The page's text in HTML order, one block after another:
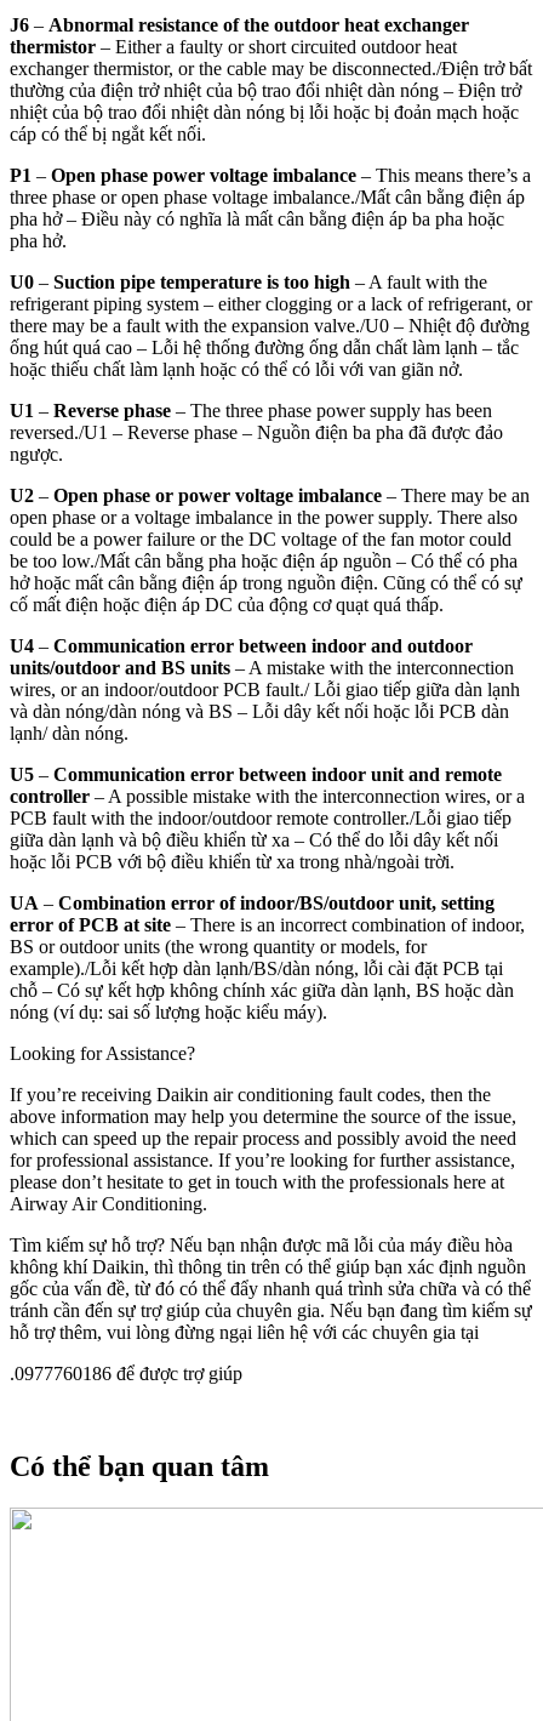
J6 – Abnormal resistance of the outdoor heat exchanger
thermistor – Either a faulty or short circuited outdoor heat
exchanger thermistor, or the cable may be disconnected./Điện trở bất
thường của điện trở nhiệt của bộ trao đổi nhiệt dàn nóng – Điện trở
nhiệt của bộ trao đổi nhiệt dàn nóng bị lỗi hoặc bị đoản mạch hoặc
cáp có thể bị ngắt kết nối.
P1 – Open phase power voltage imbalance – This means there’s a
three phase or open phase voltage imbalance./Mất cân bằng điện áp
pha hở – Điều này có nghĩa là mất cân bằng điện áp ba pha hoặc
pha hở.
U0 – Suction pipe temperature is too high – A fault with the
refrigerant piping system – either clogging or a lack of refrigerant, or
there may be a fault with the expansion valve./U0 – Nhiệt độ đường
ống hút quá cao – Lỗi hệ thống đường ống dẫn chất làm lạnh – tắc
hoặc thiếu chất làm lạnh hoặc có thể có lỗi với van giãn nở.
U1 – Reverse phase – The three phase power supply has been
reversed./U1 – Reverse phase – Nguồn điện ba pha đã được đảo
ngược.
U2 – Open phase or power voltage imbalance – There may be an
open phase or a voltage imbalance in the power supply. There also
could be a power failure or the DC voltage of the fan motor could
be too low./Mất cân bằng pha hoặc điện áp nguồn – Có thể có pha
hở hoặc mất cân bằng điện áp trong nguồn điện. Cũng có thể có sự
cố mất điện hoặc điện áp DC của động cơ quạt quá thấp.
U4 – Communication error between indoor and outdoor
units/outdoor and BS units – A mistake with the interconnection
wires, or an indoor/outdoor PCB fault./Lỗi giao tiếp giữa dàn lạnh
và dàn nóng/dàn nóng và BS – Lỗi dây kết nối hoặc lỗi PCB dàn
lạnh/ dàn nóng.
U5 – Communication error between indoor unit and remote
controller – A possible mistake with the interconnection wires, or a
PCB fault with the indoor/outdoor remote controller./Lỗi giao tiếp
giữa dàn lạnh và bộ điều khiển từ xa – Có thể do lỗi dây kết nối
hoặc lỗi PCB với bộ điều khiển từ xa trong nhà/ngoài trời.
UA – Combination error of indoor/BS/outdoor unit, setting
error of PCB at site – There is an incorrect combination of indoor,
BS or outdoor units (the wrong quantity or models, for
example)./Lỗi kết hợp dàn lạnh/BS/dàn nóng, lỗi cài đặt PCB tại
chỗ – Có sự kết hợp không chính xác giữa dàn lạnh, BS hoặc dàn
nóng (ví dụ: sai số lượng hoặc kiểu máy).
Looking for Assistance?
If you’re receiving Daikin air conditioning fault codes, then the
above information may help you determine the source of the issue,
which can speed up the repair process and possibly avoid the need
for professional assistance. If you’re looking for further assistance,
please don’t hesitate to get in touch with the professionals here at
Airway Air Conditioning.
Tìm kiếm sự hỗ trợ? Nếu bạn nhận được mã lỗi của máy điều hòa
không khí Daikin, thì thông tin trên có thể giúp bạn xác định nguồn
gốc của vấn đề, từ đó có thể đẩy nhanh quá trình sửa chữa và có thể
tránh cần đến sự trợ giúp của chuyên gia. Nếu bạn đang tìm kiếm sự
hỗ trợ thêm, vui lòng đừng ngại liên hệ với các chuyên gia tại
.0977760186 để được trợ giúp
Có thể bạn quan tâm